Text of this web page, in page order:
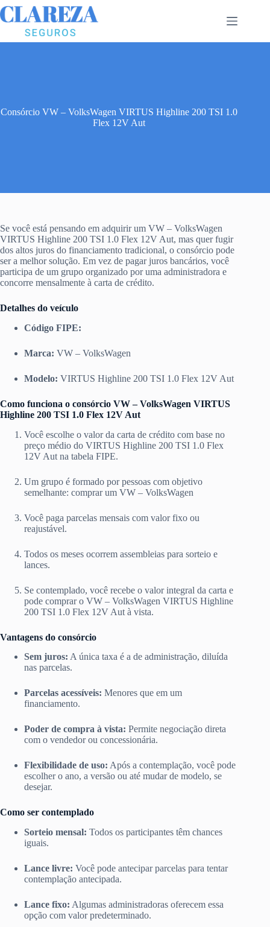
Pular
para
conteúdo
Consórcio VW – VolksWagen VIRTUS Highline 200 TSI 1.0
Flex 12V Aut
Se você está pensando em adquirir um VW – VolksWagen
VIRTUS Highline 200 TSI 1.0 Flex 12V Aut, mas quer fugir
dos altos juros do financiamento tradicional, o consórcio pode
ser a melhor solução. Em vez de pagar juros bancários, você
participa de um grupo organizado por uma administradora e
concorre mensalmente à carta de crédito.
Detalhes do veículo
Código FIPE:
Marca: VW – VolksWagen
Modelo: VIRTUS Highline 200 TSI 1.0 Flex 12V Aut
Como funciona o consórcio VW – VolksWagen VIRTUS
Highline 200 TSI 1.0 Flex 12V Aut
Você escolhe o valor da carta de crédito com base no
preço médio do VIRTUS Highline 200 TSI 1.0 Flex
12V Aut na tabela FIPE.
Um grupo é formado por pessoas com objetivo
semelhante: comprar um VW – VolksWagen
Você paga parcelas mensais com valor fixo ou
reajustável.
Todos os meses ocorrem assembleias para sorteio e
lances.
Se contemplado, você recebe o valor integral da carta e
pode comprar o VW – VolksWagen VIRTUS Highline
200 TSI 1.0 Flex 12V Aut à vista.
Vantagens do consórcio
Sem juros: A única taxa é a de administração, diluída
nas parcelas.
Parcelas acessíveis: Menores que em um
financiamento.
Poder de compra à vista: Permite negociação direta
com o vendedor ou concessionária.
Flexibilidade de uso: Após a contemplação, você pode
escolher o ano, a versão ou até mudar de modelo, se
desejar.
Como ser contemplado
Sorteio mensal: Todos os participantes têm chances
iguais.
Lance livre: Você pode antecipar parcelas para tentar
contemplação antecipada.
Lance fixo: Algumas administradoras oferecem essa
opção com valor predeterminado.